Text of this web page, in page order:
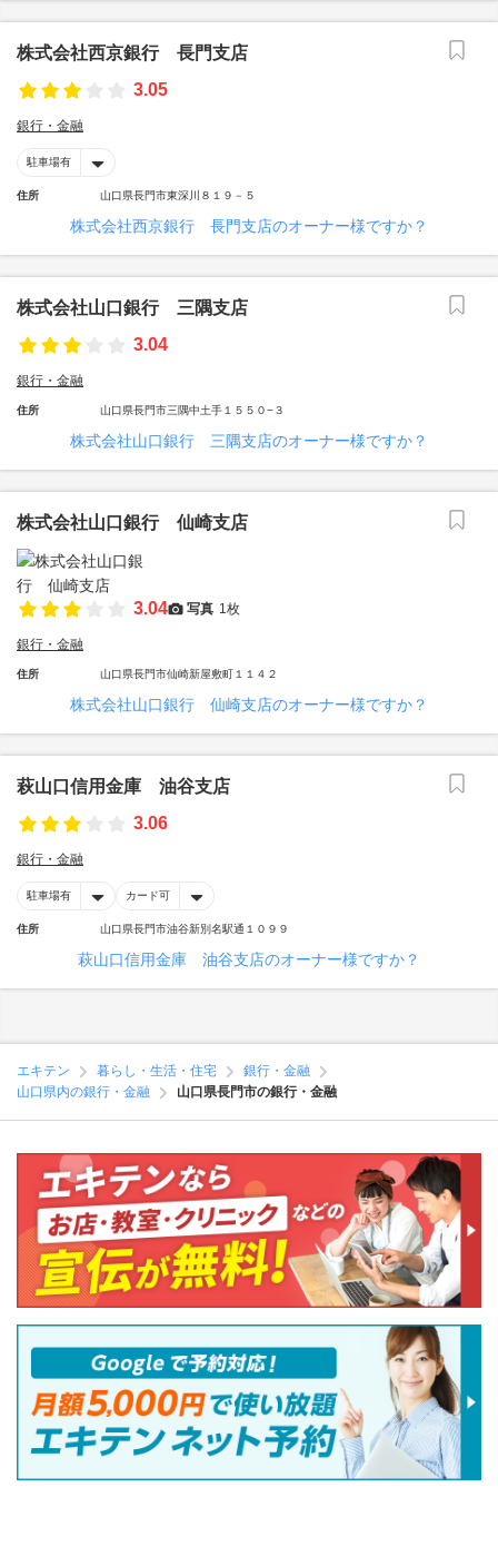
株式会社西京銀行 長門支店
3.05
銀行・金融
駐車場有
住所 山口県長門市東深川８１９－５
株式会社西京銀行 長門支店のオーナー様ですか？
株式会社山口銀行 三隅支店
3.04
銀行・金融
住所 山口県長門市三隅中土手１５５０−３
株式会社山口銀行 三隅支店のオーナー様ですか？
株式会社山口銀行 仙崎支店
3.04 写真 1枚
銀行・金融
住所 山口県長門市仙崎新屋敷町１１４２
株式会社山口銀行 仙崎支店のオーナー様ですか？
萩山口信用金庫 油谷支店
3.06
銀行・金融
駐車場有 カード可
住所 山口県長門市油谷新別名駅通１０９９
萩山口信用金庫 油谷支店のオーナー様ですか？
エキテン 暮らし・生活・住宅
銀行・金融
山口県内の銀行・金融
山口県長門市の銀行・金融